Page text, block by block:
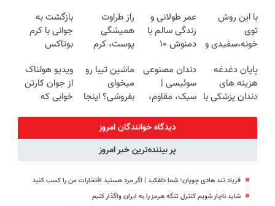
روزه ساخت!
روش لاغری
معرفی شد
سبک و مقاوم |
پرداخت قسطی
با این روش
توی
خونه،سفیدی و
برگردون
(40%off)
عمر طولانی و
زندگی سالم با
دمنوش ۱۰
تخفیف)
راز طراوت
همیشگی
پوست، کرم
با 45%تخفیف
بازگشت به
جوانی با کرم
بوتاکس
پایان دغدغه
هزینه های
دندان پزشکی با
دندان مصنوعی
سوئیسی |
سبک، مقاوم،
رایگان+پرداخت
اقساطی😍
ماشین تیبا رو
میخوای
بفروشی؟ اینجا
چند ساعت
بفروشش
ویدیو هولناک
از جوان کارتن
خوابی که
دیدگاه خوانندگان امروز
پر بیننده‌ترین خبر امروز
فریاد تند هادی چوپان؛‌ شما دلقکید | اگر مرد هستید افتخارات من را کسب کنید
شاید ناچار شویم کنترل تنگه هرمز را به ایران واگذار کنیم